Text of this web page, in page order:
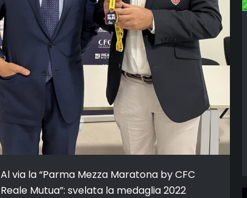
Al via la “Parma Mezza Maratona by CFC
Reale Mutua”: svelata la medaglia 2022